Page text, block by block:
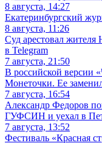
8 августа, 14:27
Екатеринбургский
8 августа, 11:26
Суд арестовал жителя
в Telegram
7 августа, 21:50
В российской версии
Монеточки. Ее
7 августа, 16:54
Александр Федоров
ГУФСИН и уехал в
7 августа, 13:52
Фестиваль «Красная